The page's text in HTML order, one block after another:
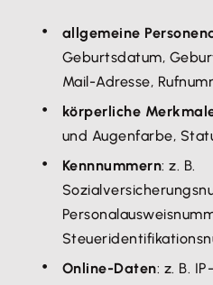
allgemeine
Geburtsdatum,
Mail-Adresse,
körperliche
und Augenfarbe,
Kennnummern: z. B.
Online-Daten: z. B.